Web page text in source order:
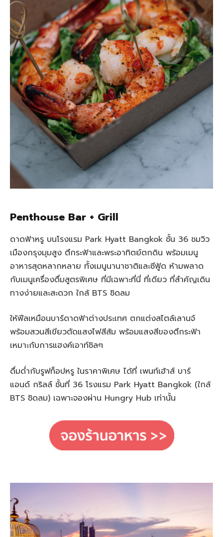
Penthouse Bar + Grill
ดาดฟ้าหรู บนโรงแรม Park Hyatt Bangkok ชั้น 36 ชมวิว
เมืองกรุงมุมสูง ตึกระฟ้าและพระอาทิตย์ตกดิน พร้อมเมนู
อาหารสุดหลากหลาย ทั้งเมนูนานาชาติและซีฟู้ด ห้ามพลาด
กับเมนูเครื่องดื่มสูตรพิเศษ ที่มีเฉพาะที่นี่ ที่เดียว ที่สำคัญเดิน
ทางง่ายและสะดวก ใกล้ BTS ชิดลม
ให้ฟีลเหมือนบาร์ดาดฟ้าต่างประเทศ ตกแต่งสไตล์เลานจ์
พร้อมสวนสีเขียวตัดแสงไฟสีส้ม พร้อมแสงสีของตึกระฟ้า
เหมาะกับการแฮงค์เอาท์ชิลๆ
ดื่มด่ำกับรูฟท็อปหรู ในราคาพิเศษ ได้ที่ เพนท์เฮ้าส์ บาร์
แอนด์ กริลล์ ชั้นที่ 36 โรงแรม Park Hyatt Bangkok (ใกล้
BTS ชิดลม) เฉพาะจองผ่าน Hungry Hub เท่านั้น